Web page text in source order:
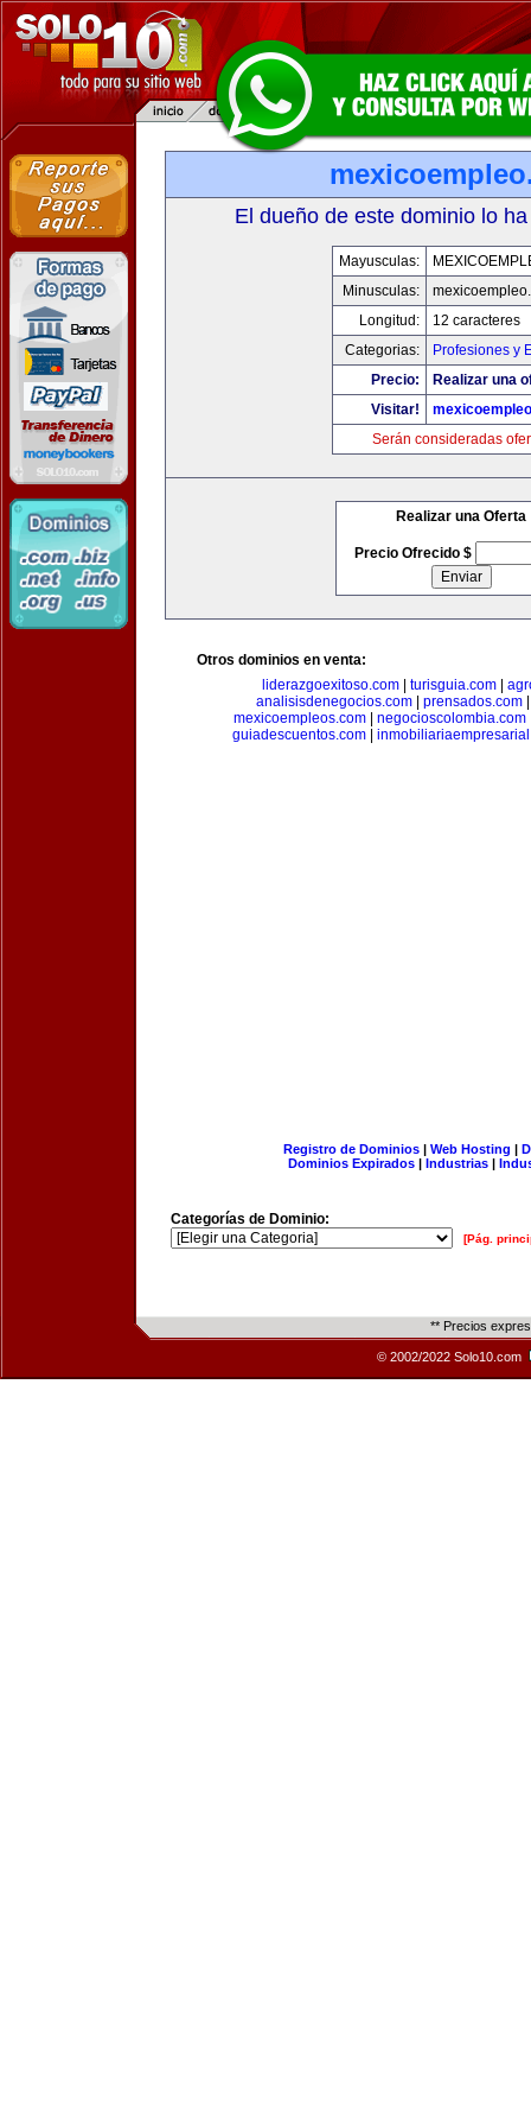
El dueño de este dominio lo
Mayusculas:
Minusculas:
Longitud:
12 caracteres
Categorias:
Profesiones y
Precio:
Realizar una
Visitar!
Serán consideradas
Realizar una Oferta
Precio Ofrecido $
Otros dominios en venta:
liderazgoexitoso.com| turisguia.com|
analisisdenegocios.com
prensados.com
mexicoempleos.com
negocioscolombia.com
guiadescuentos.com
Registro de Dominios| Web Hosting |
Dominios Expirados | Industrias |
Categorías de Dominio:
[Pág.
** Precios
© 2002/2022 Solo10.com